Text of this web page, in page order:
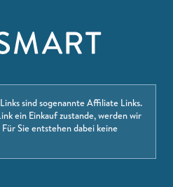
sind sogenannte Affiliate Links.
ein Einkauf zustande, werden wir
Sie entstehen dabei keine